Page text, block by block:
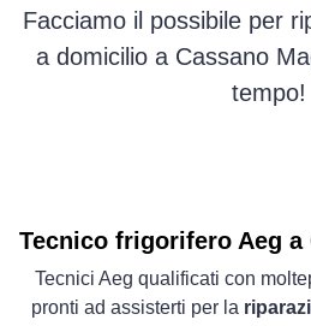
Facciamo il possibile per
a domicilio a Cassano
tempo!
Tecnico frigorifero Aeg a
Tecnici Aeg qualificati con
pronti ad assisterti per la